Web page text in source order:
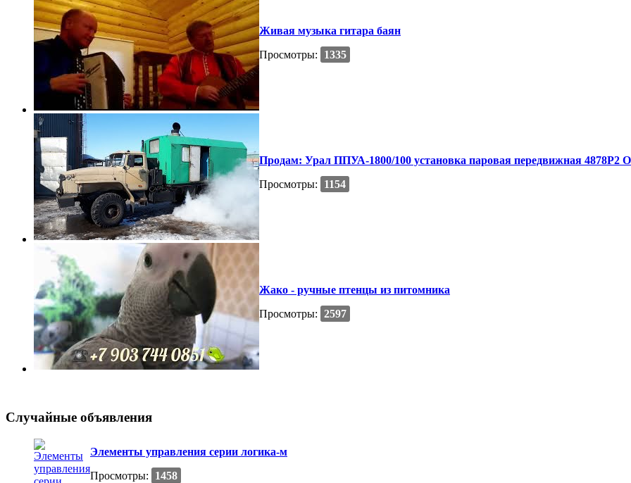
Живая музыка гитара баян
Просмотры:
1335
Продам: Урал ППУА-1800/100 установка паровая передвижная 4878Р2
Просмотры:
1154
Жако - ручные птенцы из питомника
Просмотры: 2597
Случайные объявления
Элементы управления серии логика-м
Просмотры:
1458